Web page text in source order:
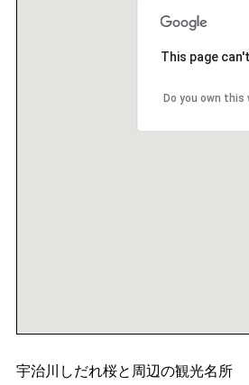
This page
Do you own this
宇治川しだれ桜と周辺の観光名所